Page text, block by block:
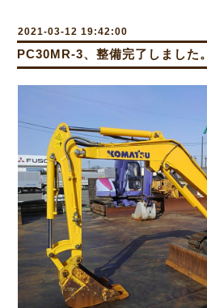
2021-03-12 19:42:00
PC30MR-3、整備完了しました。